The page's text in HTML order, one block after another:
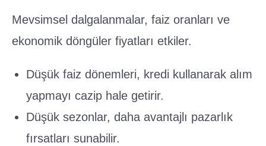
Mevsimsel dalgalanmalar, faiz oranları ve
ekonomik döngüler fiyatları etkiler.
Düşük faiz dönemleri, kredi kullanarak alım
yapmayı cazip hale getirir.
Düşük sezonlar, daha avantajlı pazarlık
fırsatları sunabilir.